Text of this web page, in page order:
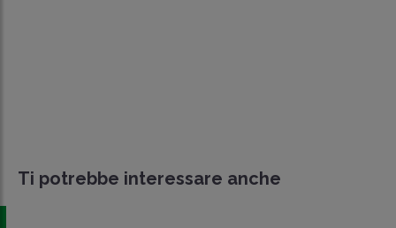
Ti potrebbe interessare anche